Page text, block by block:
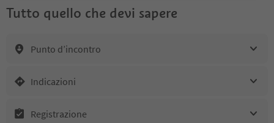
Tutto quello che devi sapere
Punto d’incontro
Indicazioni
Registrazione